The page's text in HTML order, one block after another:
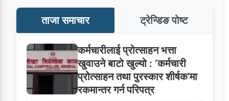
ताजा समाचार ट्रेन्डिङ पोष्ट
कर्मचारीलाई प्रोत्साहन भत्ता
खुवाउने बाटो खुल्यो : ‘कर्मचारी
प्रोत्साहन तथा पुरस्कार शीर्षक’मा
रकमान्तर गर्न परिपत्र